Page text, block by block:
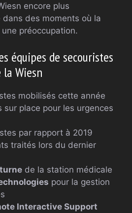
encore plus
des moments où la
préoccupation.
équipes de secouristes
Wiesn
mobilisés cette année
sur place pour les urgences
par rapport à 2019
traités lors du dernier
de la station médicale
pour la gestion
Interactive Support